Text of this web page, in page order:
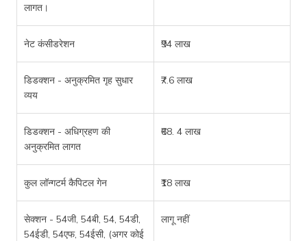
लागत।
नेट कंसीडरेशन ₹94 लाख
डिडक्शन - अनुक्रमित गृह सुधार
व्यय
₹7.6 लाख
डिडक्शन - अधिग्रहण की
अनुक्रमित लागत
₹68. 4 लाख
कुल लॉन्गटर्म कैपिटल गेन ₹18 लाख
सेक्शन - 54जी, 54बी, 54, 54डी,
54ईडी, 54एफ, 54ईसी, (अगर कोई
लागू नहीं